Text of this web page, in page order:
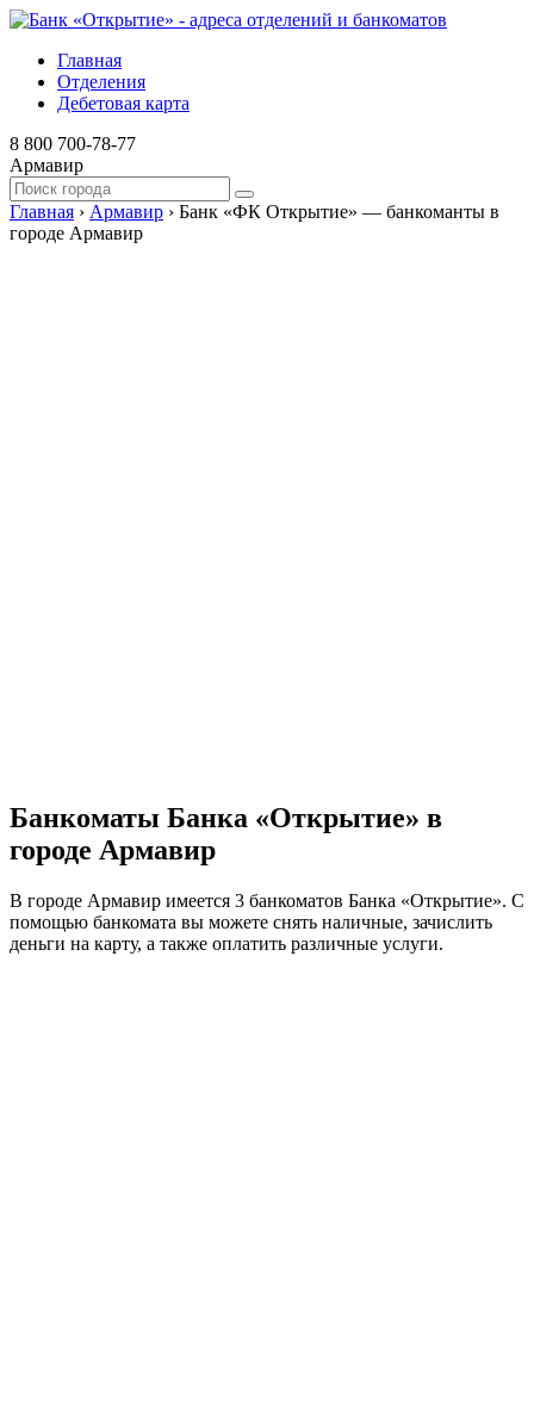
Главная
Отделения
Дебетовая карта
8 800 700-78-77
Армавир
Главная › Армавир › Банк «ФК Открытие» — банкоманты в
городе Армавир
Банкоматы Банка «Открытие» в
городе Армавир
В городе Армавир имеется 3 банкоматов Банка «Открытие». С
помощью банкомата вы можете снять наличные, зачислить
деньги на карту, а также оплатить различные услуги.